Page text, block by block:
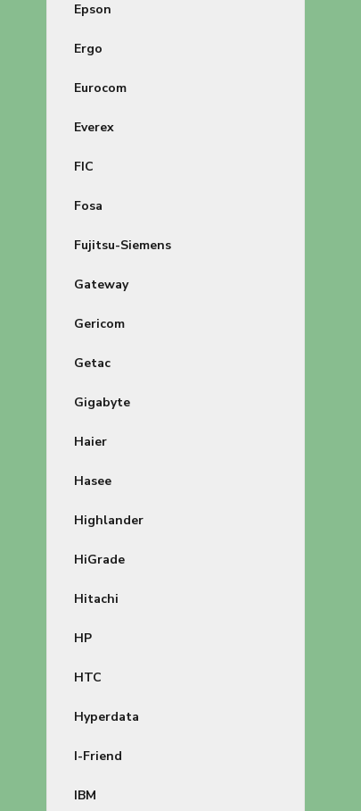
Epson
Ergo
Eurocom
Everex
FIC
Fosa
Fujitsu-Siemens
Gateway
Gericom
Getac
Gigabyte
Haier
Hasee
Highlander
HiGrade
Hitachi
HP
HTC
Hyperdata
I-Friend
IBM